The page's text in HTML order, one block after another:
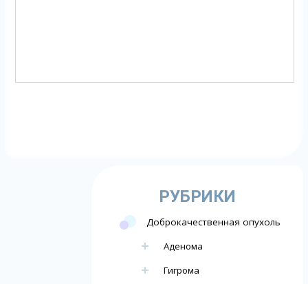
РУБРИКИ
Доброкачественная опухоль
Аденома
Гигрома